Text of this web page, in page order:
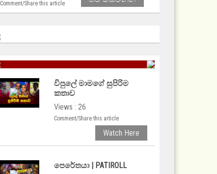
Comment/Share this article
විපුලේ මාමගේ සුපිරිම
කතාව
Views : 26
Comment/Share this article
Watch Here
පෙරේතයා | PATIROLL